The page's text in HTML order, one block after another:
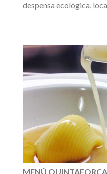
despensa ecológica,
MENÚ QUINTAFORCA